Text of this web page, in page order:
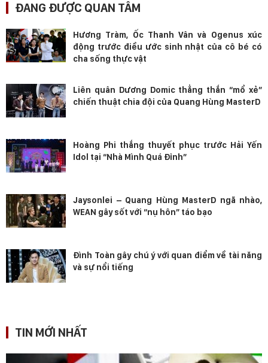
ĐANG ĐƯỢC QUAN TÂM
Hương Tràm, Ốc Thanh Vân và Ogenus xúc
động trước điều ước sinh nhật của cô bé có
cha sống thực vật
Liên quân Dương Domic thẳng thắn “mổ xẻ”
chiến thuật chia đội của Quang Hùng MasterD
Hoàng Phi thắng thuyết phục trước Hải Yến
Idol tại “Nhà Mình Quá Đỉnh”
Jaysonlei – Quang Hùng MasterD ngã nhào,
WEAN gây sốt với “nụ hôn” táo bạo
Đình Toàn gây chú ý với quan điểm về tài năng
và sự nổi tiếng
TIN MỚI NHẤT